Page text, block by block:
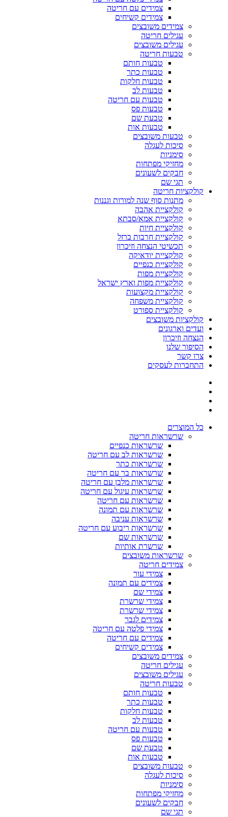
צמידים עם חריטה
צמידים קשיחים
צמידים משובצים
עגילים חריטה
עגילים משובצים
טבעות חריטה
טבעות חותם
טבעות כתר
טבעות חלקות
טבעות לב
טבעות עם חריטה
טבעות פס
טבעת שם
טבעות אות
טבעות משובצים
סיכות לעגלה
סימניות
מחזיקי מפתחות
חבקים לשעונים
תגי שם
קולקציות חריטה
מתנות סוף שנה למורות וגננות
קולקציית אהבה
קולקציית אמא/סבתא
קולקציית חיות
קולקציית חרבות ברזל
תכשיטי הנצחה וזיכרון
קולקציית יודאיקה
קולקציית כנפיים
קולקציית מפות
קולקציית מפות וארץ ישראל
קולקציית מקצועות
קולקציית משפחה
קולקציית ספורט
קולקציות משובצים
ועדים וארגונים
הנצחה וזיכרון
הסיפור שלנו
צרו קשר
התחברות לעסקים
כל המוצרים
שרשראות חריטה
שרשראות כנפיים
שרשראות לב עם חריטה
שרשראות כתר
שרשראות בר עם חריטה
שרשראות מלבן עם חריטה
שרשראות עיגול עם חריטה
שרשראות עם חריטה
שרשראות עם תמונה
שרשראות עניבה
שרשראות ריבוע עם חריטה
שרשראות שם
שרשרת אותיות
שרשראות משובצים
צמידים חריטה
צמידי עור
צמידים עם תמונה
צמידי שם
צמידי שרשרת
צמידי שרשרת
צמידים לגבר
צמידי פלטה עם חריטה
צמידים עם חריטה
צמידים קשיחים
צמידים משובצים
עגילים חריטה
עגילים משובצים
טבעות חריטה
טבעות חותם
טבעות כתר
טבעות חלקות
טבעות לב
טבעות עם חריטה
טבעות פס
טבעת שם
טבעות אות
טבעות משובצים
סיכות לעגלה
סימניות
מחזיקי מפתחות
חבקים לשעונים
תגי שם